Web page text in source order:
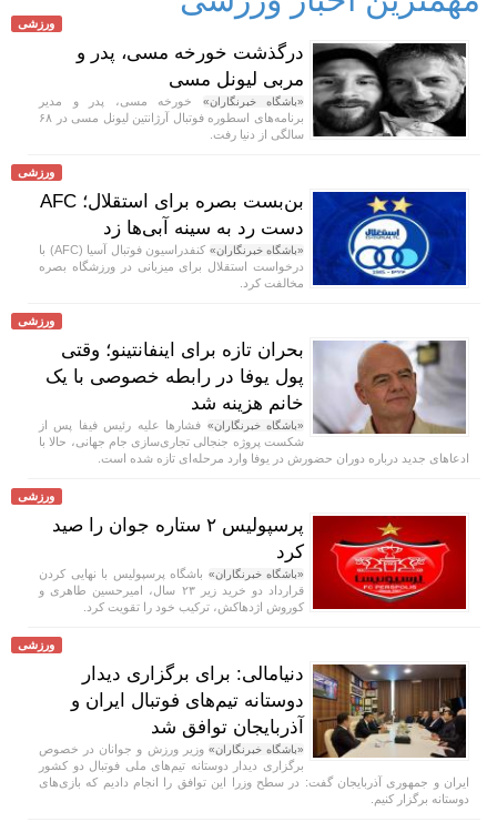
ورزشی
درگذشت خورخه مسی، پدر و
مربی لیونل مسی
«باشگاه خبرنگاران» خورخه مسی، پدر و مدیر
برنامه‌های اسطوره فوتبال آرژانتین لیونل مسی در ۶۸
سالگی از دنیا رفت.
ورزشی
بن‌بست بصره برای استقلال؛ AFC
دست رد به سینه آبی‌ها زد
«باشگاه خبرنگاران»
کنفدراسیون فوتبال آسیا (AFC) با
درخواست استقلال برای میزبانی در ورزشگاه بصره
مخالفت کرد.
ورزشی
بحران تازه برای اینفانتینو؛ وقتی
پول یوفا در رابطه خصوصی با یک
خانم هزینه شد
«باشگاه خبرنگاران» فشار‌ها علیه رئیس فیفا پس از
شکست پروژه جنجالی تجاری‌سازی جام جهانی، حالا با
ادعا‌های جدید درباره دوران حضورش در یوفا وارد مرحله‌ای تازه شده است.
ورزشی
پرسپولیس ۲ ستاره جوان را صید
کرد
«باشگاه خبرنگاران» باشگاه پرسپولیس با نهایی کردن
قرارداد دو خرید زیر ۲۳ سال، امیرحسین طاهری و
کوروش اژدهاکش، ترکیب خود را تقویت کرد.
ورزشی
دنیامالی: برای برگزاری دیدار
دوستانه تیم‌های فوتبال ایران و
آذربایجان توافق شد
«باشگاه خبرنگاران» وزیر ورزش و جوانان در خصوص
برگزاری دیدار دوستانه تیم‌های ملی فوتبال دو کشور
ایران و جمهوری آذربایجان گفت: در سطح وزرا این توافق را انجام دادیم که بازی‌های
دوستانه برگزار کنیم.